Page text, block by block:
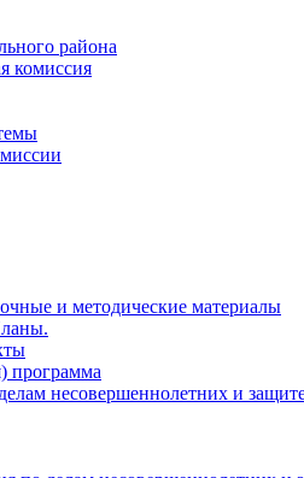
района
комиссия
и методические материалы
программа
несовершеннолетних и